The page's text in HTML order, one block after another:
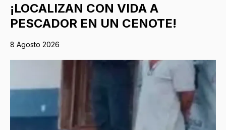
¡LOCALIZAN CON VIDA A
PESCADOR EN UN CENOTE!
8 Agosto 2026